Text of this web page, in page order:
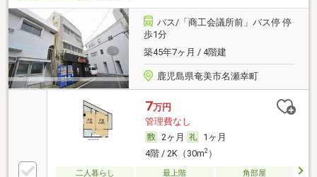
バス/「商工会議所前」バス停 停
歩1分
築45年7ヶ月 / 4階建
鹿児島県奄美市名瀬幸町
7万円
管理費なし
2ヶ月
1ヶ月
4階 / 2K（30m2）
二人暮らし 最上階 角部屋